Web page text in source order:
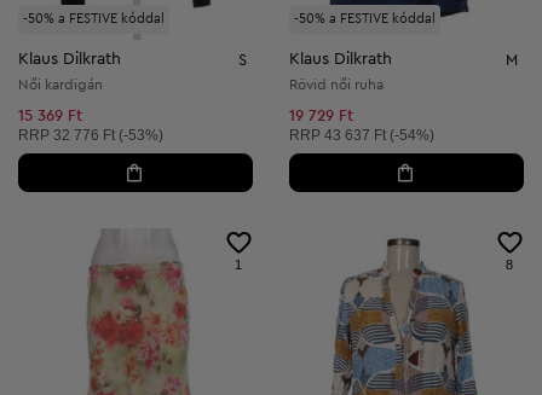
-50% a FESTIVE kóddal
Klaus Dilkrath S
Női kardigán
15 369 Ft
Ajánlott ár:
RRP 32 776 Ft (-53%)
-50% a FESTIVE kóddal
Klaus Dilkrath M
Rövid női ruha
19 729 Ft
Ajánlott ár:
RRP 43 637 Ft (-54%)
1 8